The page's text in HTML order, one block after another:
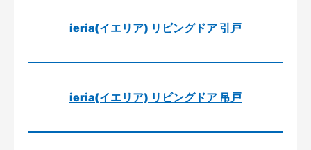
ieria(イエリア) リビングドア 引戸
ieria(イエリア) リビングドア 吊戸